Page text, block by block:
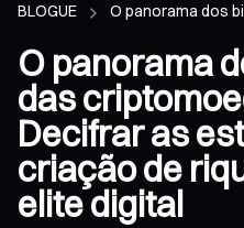
BLOGUE O panorama dos
O panorama
das
Decifrar as
criação de
elite digital